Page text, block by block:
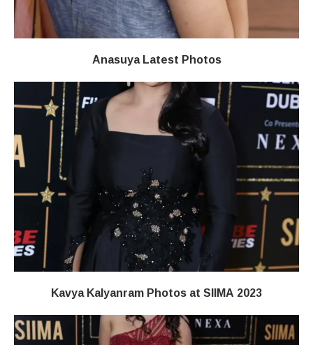
Anasuya Latest Photos
Kavya Kalyanram Photos at SIIMA 2023